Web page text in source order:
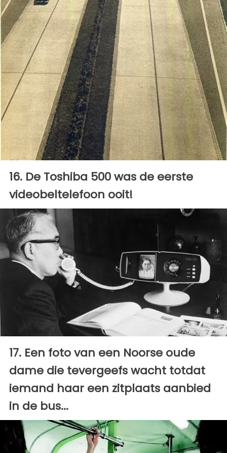
16. De Toshiba 500 was de eerste
videobeltelefoon ooit!
17. Een foto van een Noorse oude
dame die tevergeefs wacht totdat
iemand haar een zitplaats aanbied
in de bus...